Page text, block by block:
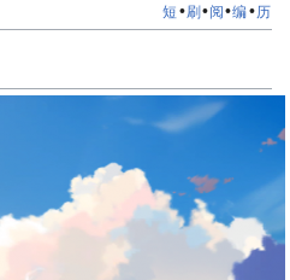
短 •刷 •阅 •编•历